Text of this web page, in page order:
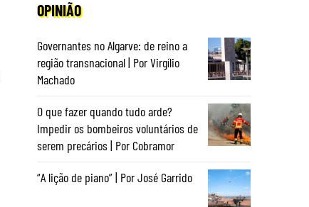
OPINIÃO
Governantes no Algarve: de reino a
região transnacional | Por Virgílio
Machado
O que fazer quando tudo arde?
Impedir os bombeiros voluntários de
serem precários | Por Cobramor
“A lição de piano” | Por José Garrido